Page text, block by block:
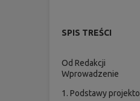
SPIS TREŚCI
Od Redakcji
Wprowadzenie
1. Podstawy